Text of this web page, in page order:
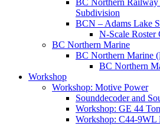
Subdivision
BCN – Adams Lake
N-Scale Roster
BC Northern Marine
BC Northern Marine
BC Northern
Workshop
Workshop: Motive Power
Sounddecoder and
Workshop: GE 44
Workshop: C44-9WL